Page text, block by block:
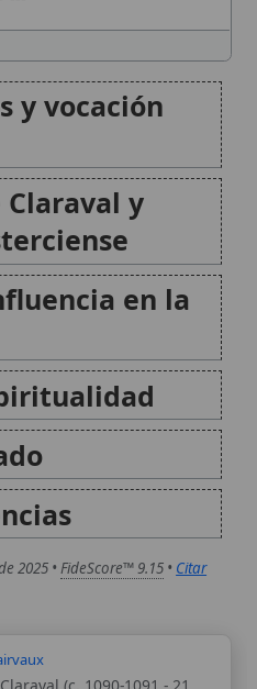
•FideScore™ 9.15 •Citar
(c. 1090-1091 - 21
monje cisterciense,
de la vida
espiritual. Su obra
marcaron el paso
también conocido
Aosta, fue un
de Aosta, cuya
XI dejaron una huella
por el Comité
Las afirmaciones